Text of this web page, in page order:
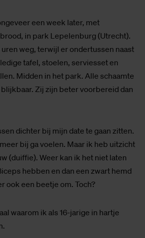
een week later, met
in park Lepelenburg (Utrecht).
weg, terwijl er ondertussen naast
tafel, stoelen, serviesset en
Midden in het park. Alle schaamte
Zij zijn beter voorbereid dan
dichter bij mijn date te gaan zitten.
bij ga voelen. Maar ik heb uitzicht
(duiffie). Weer kan ik het niet laten
hebben en dan een zwart hemd
ook een beetje om. Toch?
waarom ik als 16-jarige in hartje